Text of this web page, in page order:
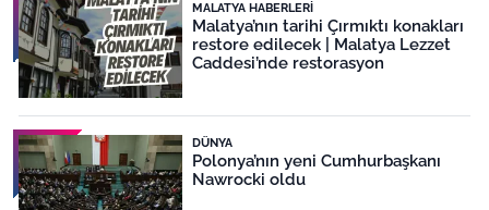
MALATYA HABERLERI
Malatya’nın tarihi Çırmıktı konakları
restore edilecek | Malatya Lezzet
Caddesi’nde restorasyon
DÜNYA
Polonya’nın yeni Cumhurbaşkanı
Nawrocki oldu